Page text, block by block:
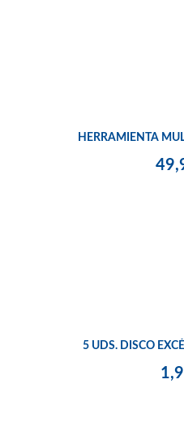
HERRAMIENTA
5 UDS. DISCO